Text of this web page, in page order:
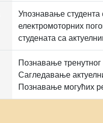
Упознавање
електромоторних
студената са
Познавање
Сагледавање
Познавање могућих